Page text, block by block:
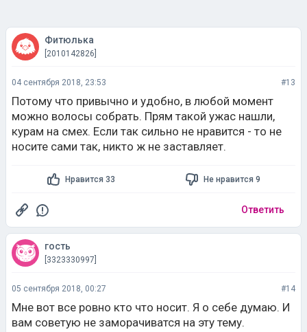
Фитюлька
[2010142826]
04 сентября 2018, 23:53 #13
Потому что привычно и удобно, в любой момент
можно волосы собрать. Прям такой ужас нашли,
курам на смех. Если так сильно не нравится - то не
носите сами так, никто ж не заставляет.
Нравится 33 Не нравится 9
Ответить
гость
[3323330997]
05 сентября 2018, 00:27 #14
Мне вот все ровно кто что носит. Я о себе думаю. И
вам советую не заморачиватся на эту тему.